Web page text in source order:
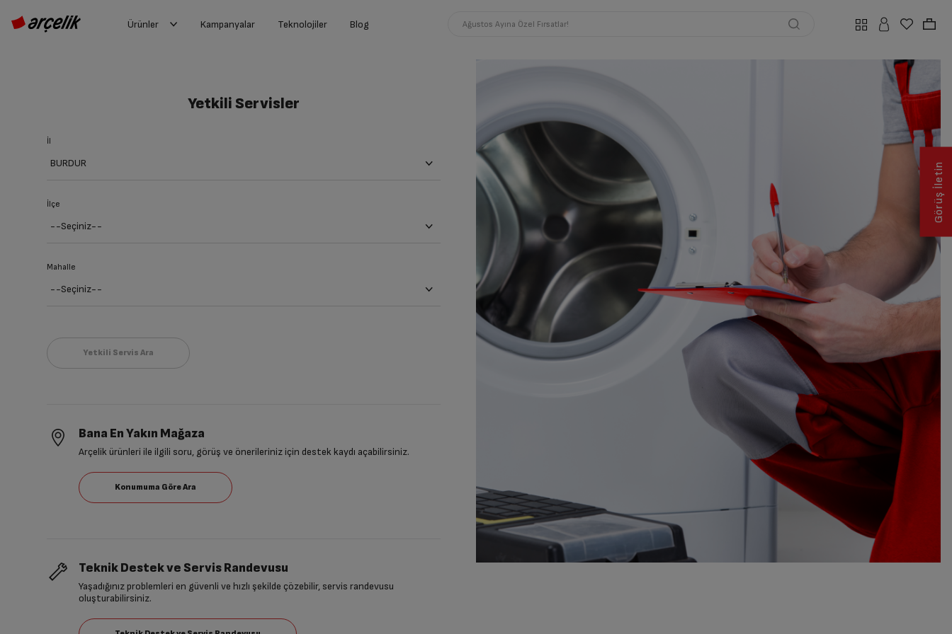
Ürünler Kampanyalar Teknolojiler Blog Ağustos Ayına Özel Fırsatlar!
Yetkili Servisler
İl
İlçe
Mahalle
Bana En Yakın Mağaza
Arçelik ürünleri ile ilgili soru, görüş ve önerileriniz için destek kaydı açabilirsiniz.
Teknik Destek ve Servis Randevusu
Yaşadığınız problemleri en güvenli ve hızlı şekilde çözebilir, servis randevusu
oluşturabilirsiniz.
Görüş İletin